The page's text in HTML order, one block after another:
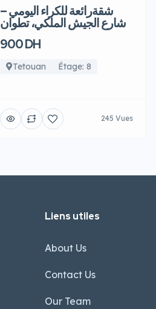
شقةرائعة للكراء اليومي –
شارع الجيش الملكي، تطوان
900 DH
Tetouan Étage: 8
245 Vues
Liens utiles
About Us
Contact Us
Our Team